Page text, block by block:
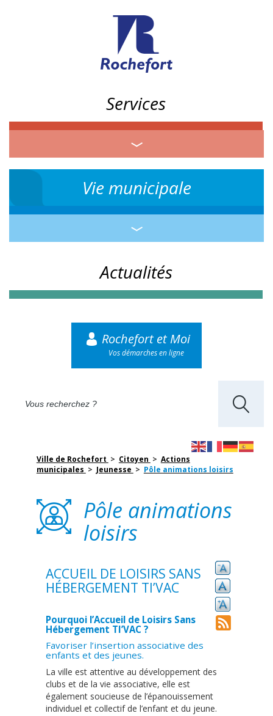
Services
Vie municipale
Actualités
Rochefort et Moi
Vos démarches en ligne
Ville de Rochefort > Citoyen > Actions
municipales > Jeunesse > Pôle animations loisirs
Pôle animations
loisirs
ACCUEIL DE LOISIRS SANS
HÉBERGEMENT TI’VAC
Pourquoi l’Accueil de Loisirs Sans
Hébergement TI’VAC ?
Favoriser l’insertion associative des
enfants et des jeunes.
La ville est attentive au développement des
clubs et de la vie associative, elle est
également soucieuse de l’épanouissement
individuel et collectif de l’enfant et du jeune.